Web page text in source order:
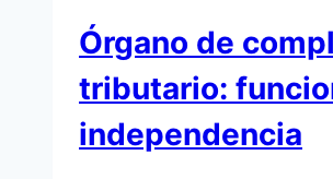
Órgano de
tributario:
independencia